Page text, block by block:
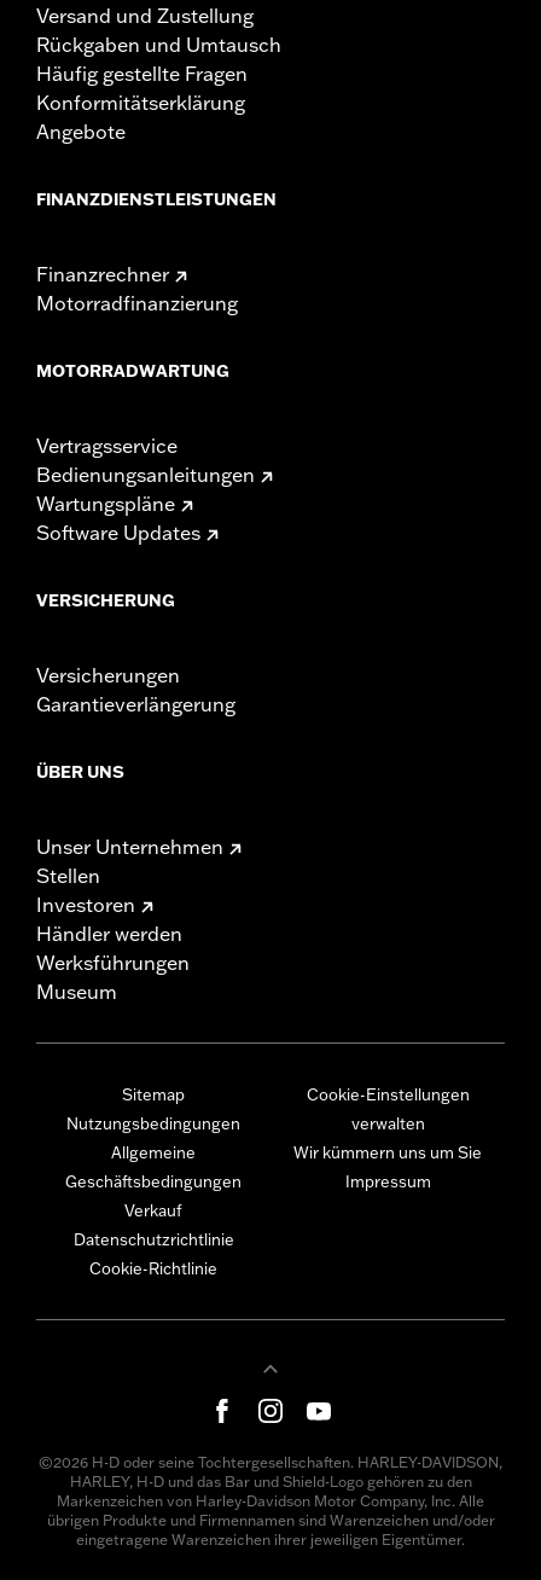
Versand und Zustellung
Rückgaben und Umtausch
Häufig gestellte Fragen
Konformitätserklärung
Angebote
FINANZDIENSTLEISTUNGEN
Finanzrechner
Motorradfinanzierung
MOTORRADWARTUNG
Vertragsservice
Bedienungsanleitungen
Wartungspläne
Software Updates
VERSICHERUNG
Versicherungen
Garantieverlängerung
ÜBER UNS
Unser Unternehmen
Stellen
Investoren
Händler werden
Werksführungen
Museum
Sitemap
Nutzungsbedingungen
Allgemeine
Geschäftsbedingungen
Verkauf
Datenschutzrichtlinie
Cookie-Richtlinie
Cookie-Einstellungen
verwalten
Wir kümmern uns um Sie
Impressum
©2026 H-D oder seine Tochtergesellschaften. HARLEY-DAVIDSON,
HARLEY, H-D und das Bar und Shield-Logo gehören zu den
Markenzeichen von Harley-Davidson Motor Company, Inc. Alle
übrigen Produkte und Firmennamen sind Warenzeichen und/oder
eingetragene Warenzeichen ihrer jeweiligen Eigentümer.